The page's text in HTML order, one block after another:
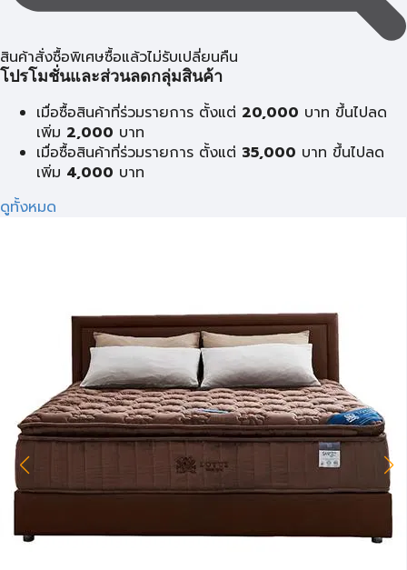
สินค้าสั่งซื้อพิเศษซื้อแล้วไม่รับเปลี่ยนคืน
โปรโมชั่นและส่วนลดกลุ่มสินค้า
เมื่อซื้อสินค้าที่ร่วมรายการ ตั้งแต่ 20,000 บาท ขึ้นไปลด
เพิ่ม 2,000 บาท
เมื่อซื้อสินค้าที่ร่วมรายการ ตั้งแต่ 35,000 บาท ขึ้นไปลด
เพิ่ม 4,000 บาท
ดูทั้งหมด